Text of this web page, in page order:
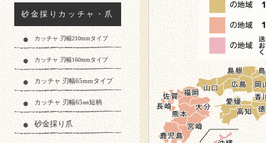
砂金採りカッチャ・爪
カッチャ 刃幅210mmタイプ
カッチャ 刃幅160mmタイプ
カッチャ 刃幅65mmタイプ
カッチャ 刃幅65㎜短柄
砂金採り爪